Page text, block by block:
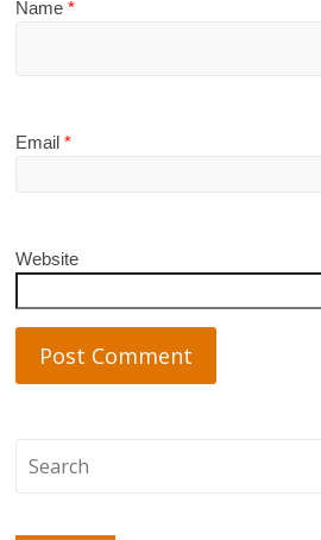
Name*
Email*
Website